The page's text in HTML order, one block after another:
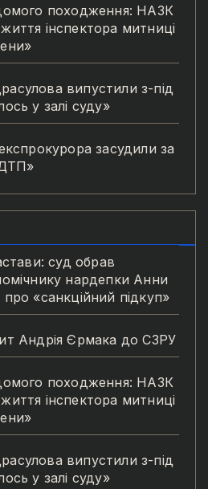
походження: НАЗК
інспектора митниці
випустили з-під
у залі суду»
засудили за
суд обрав
нардепки Анни
«санкційний підкуп»
Андрія Єрмака до СЗРУ
походження: НАЗК
інспектора митниці
випустили з-під
у залі суду»